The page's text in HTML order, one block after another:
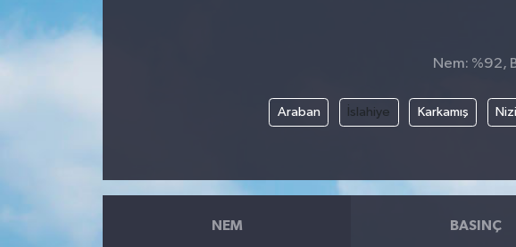
Nem: %92,
Araban İslahiye Karkamış
NEM BASINÇ